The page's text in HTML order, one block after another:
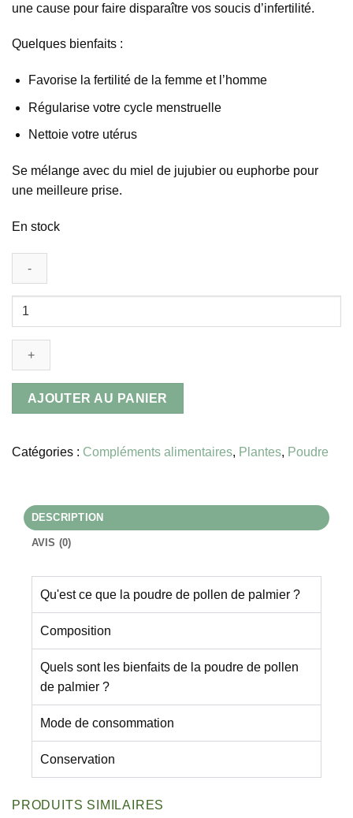
une cause pour faire disparaître vos soucis d’infertilité.
Quelques bienfaits :
Favorise la fertilité de la femme et l’homme
Régularise votre cycle menstruelle
Nettoie votre utérus
Se mélange avec du miel de jujubier ou euphorbe pour
une meilleure prise.
En stock
AJOUTER AU PANIER
Catégories : Compléments alimentaires, Plantes, Poudre
DESCRIPTION
AVIS (0)
Qu'est ce que la poudre de pollen de palmier ?
Composition
Quels sont les bienfaits de la poudre de pollen
de palmier ?
Mode de consommation
Conservation
PRODUITS SIMILAIRES